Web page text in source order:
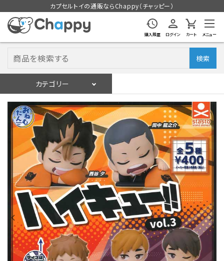
カプセルトイの通販ならChappy（チャッピー）
購入履歴 ログイン カート メニュー
検索
カテゴリー
ログイン 会員登録
入荷スケジュールをチェック
カプセルトイマシン本体
カプセルトイ
販促用空カプセル
レンタル